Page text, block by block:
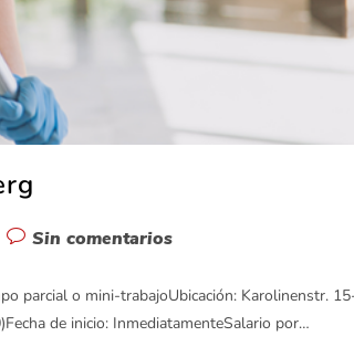
Sin comentarios
parcial o mini-trabajoUbicación: Karolinenstr.
de inicio: InmediatamenteSalario por…